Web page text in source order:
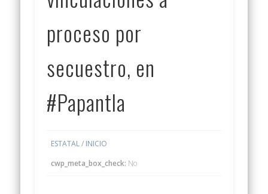
proceso por
secuestro, en
#Papantla
ESTATAL/ INICIO
cwp_meta_box_check: No